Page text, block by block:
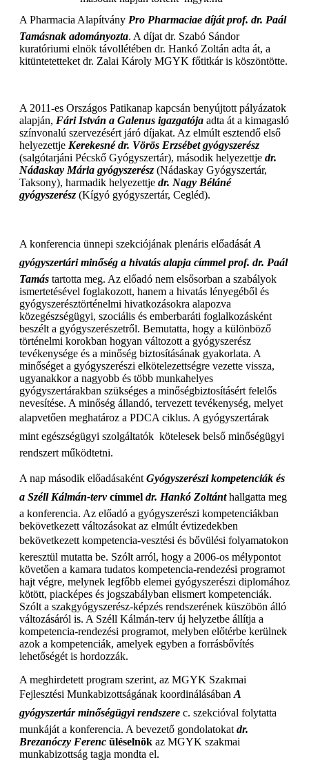
A Pharmacia Alapítvány Pro Pharmaciae díját prof. dr. Paál
Tamásnak adományozta. A díjat dr. Szabó Sándor
kuratóriumi elnök távollétében dr. Hankó Zoltán adta át, a
kitüntetetteket dr. Zalai Károly MGYK főtitkár is köszöntötte.
A 2011-es Országos Patikanap kapcsán benyújtott pályázatok
alapján, Fári István a Galenus igazgatója adta át a kimagasló
színvonalú szervezésért járó díjakat. Az elmúlt esztendő első
helyezettje Kerekesné dr. Vörös Erzsébet gyógyszerész
(salgótarjáni Pécskő Gyógyszertár), második helyezettje dr.
Nádaskay Mária gyógyszerész (Nádaskay Gyógyszertár,
Taksony), harmadik helyezettje dr. Nagy Béláné
gyógyszerész (Kígyó gyógyszertár, Cegléd).
A konferencia ünnepi szekciójának plenáris előadását A
gyógyszertári minőség a hivatás alapja címmel prof. dr. Paál
Tamás tartotta meg. Az előadó nem elsősorban a szabályok
ismertetésével foglakozott, hanem a hivatás lényegéből és
gyógyszerésztörténelmi hivatkozásokra alapozva
közegészségügyi, szociális és emberbaráti foglalkozásként
beszélt a gyógyszerészetről. Bemutatta, hogy a különböző
történelmi korokban hogyan változott a gyógyszerész
tevékenysége és a minőség biztosításának gyakorlata. A
minőséget a gyógyszerészi elkötelezettségre vezette vissza,
ugyanakkor a nagyobb és több munkahelyes
gyógyszertárakban szükséges a minőségbiztosításért felelős
nevesítése. A minőség állandó, tervezett tevékenység, melyet
alapvetően meghatároz a PDCA ciklus. A gyógyszertárak 
mint egészségügyi szolgáltatók  kötelesek belső minőségügyi
rendszert működtetni.
A nap második előadásaként Gyógyszerészi kompetenciák és
a Széll Kálmán-tervcímmel dr. Hankó Zoltánthallgatta meg
a konferencia. Az előadó a gyógyszerészi kompetenciákban
bekövetkezett változásokat az elmúlt évtizedekben
bekövetkezett kompetencia-vesztési és bővülési folyamatokon
keresztül mutatta be. Szólt arról, hogy a 2006-os mélypontot
követően a kamara tudatos kompetencia-rendezési programot
hajt végre, melynek legfőbb elemei gyógyszerészi diplomához
kötött, piacképes és jogszabályban elismert kompetenciák.
Szólt a szakgyógyszerész-képzés rendszerének küszöbön álló
változásáról is. A Széll Kálmán-terv új helyzetbe állítja a
kompetencia-rendezési programot, melyben előtérbe kerülnek
azok a kompetenciák, amelyek egyben a forrásbővítés
lehetőségét is hordozzák.
A meghirdetett program szerint, az MGYK Szakmai
Fejlesztési Munkabizottságának koordinálásában A
gyógyszertár minőségügyi rendszere c. szekcióval folytatta
munkáját a konferencia. A bevezető gondolatokat dr.
Brezanóczy Ferenc üléselnök az MGYK szakmai
munkabizottság tagja mondta el.